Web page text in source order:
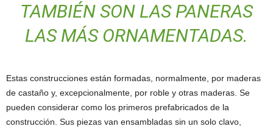
TAMBIÉN SON LAS PANERAS
LAS MÁS ORNAMENTADAS.
Estas construcciones están formadas, normalmente, por maderas
de castaño y, excepcionalmente, por roble y otras maderas. Se
pueden considerar como los primeros prefabricados de la
construcción. Sus piezas van ensambladas sin un solo clavo,